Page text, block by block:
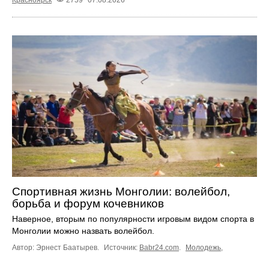
Спортивная жизнь Монголии: волейбол,
борьба и форум кочевников
Наверное, вторым по популярности игровым видом спорта в
Монголии можно назвать волейбол.
Автор: Эрнест Баатырев. Источник: Babr24.com. Молодежь,